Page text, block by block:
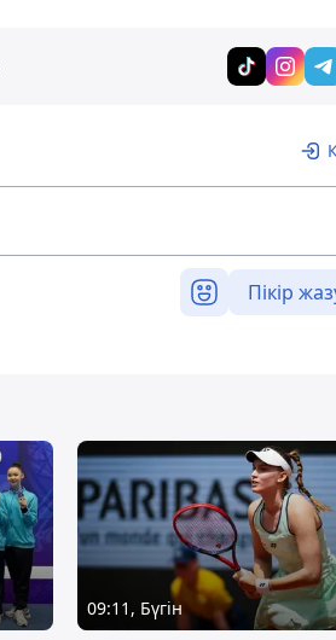
Пікір
09:11, Бүгін